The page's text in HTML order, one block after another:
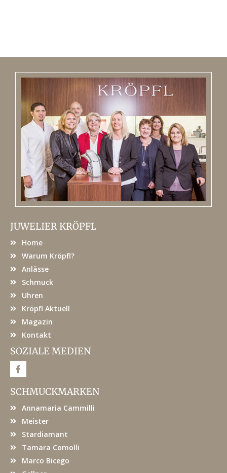
JUWELIER KRÖPFL
Home
Warum Kröpfl?
Anlässe
Schmuck
Uhren
Kröpfl Aktuell
Magazin
Kontakt
SOZIALE MEDIEN
F
a
e
b
o
SCHMUCKMARKEN
Annamaria Cammilli
Meister
Stardiamant
Tamara Comolli
Marco Bicego